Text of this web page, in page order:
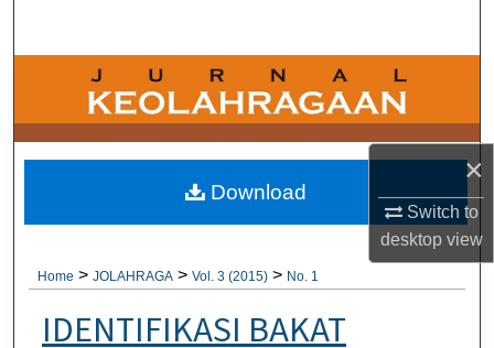
×
Switch to
desktopview
Browse Collections
About
Digital Commons Network™
Home > JOLAHRAGA > Vol. 3 (2015) > No. 1
IDENTIFIKASI BAKAT
Download